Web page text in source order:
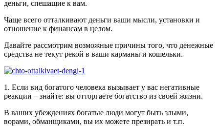
деньги, спешащие к вам.
Чаще всего отталкивают деньги ваши мысли, установки и
отношение к финансам в целом.
Давайте рассмотрим возможные причины того, что денежные
средства не текут рекой в ваши карманы и кошельки.
1. Если вид богатого человека вызывает у вас негативные
реакции – знайте: вы отторгаете богатство из своей жизни.
В ваших убеждениях богатые люди могут быть злыми,
ворами, обманщиками, вы их можете презирать и т.п.